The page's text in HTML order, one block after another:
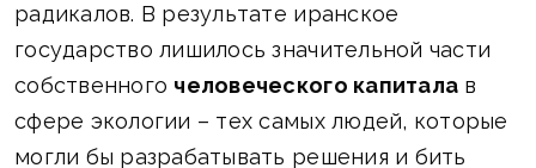
радикалов. В результате иранское
государство лишилось значительной части
собственного человеческого капитала в
сфере экологии – тех самых людей, которые
могли бы разрабатывать решения и бить